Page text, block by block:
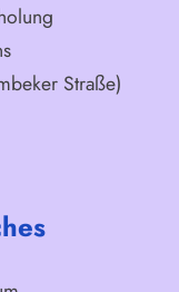
Straße)